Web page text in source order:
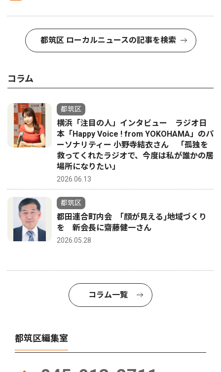
都筑区 ローカルニュースの記事を検索
コラム
都筑区
横浜「注目の人」インタビュー ラジオ日
本「Happy Voice ! from YOKOHAMA」のパ
ーソナリティー 小野寺結衣さん 「孤独を
救ってくれたラジオで、今度は私が誰かの居
場所になりたい」
2026.06.13
都筑区
都田連合町内会 ｢顔が見える｣地域づくり
を 新会長に齋藤健一さん
2026.05.28
コラム一覧
都筑区編集室